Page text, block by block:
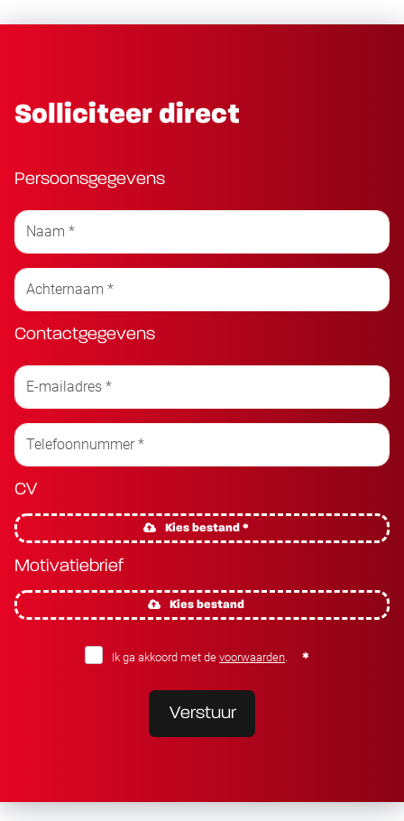
Solliciteer direct
Persoonsgegevens
Contactgegevens
CV
Kies bestand *
Motivatiebrief
Kies bestand
Ik ga akkoord met de voorwaarden
Verstuur